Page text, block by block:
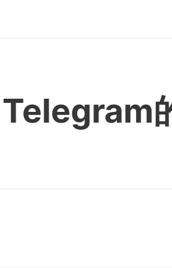
Telegram